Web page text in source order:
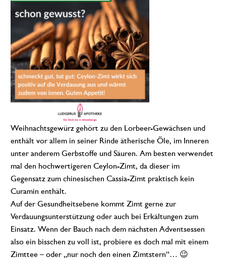
Weihnachtsgewürz gehört zu den Lorbeer-Gewächsen und
enthält vor allem in seiner Rinde ätherische Öle, im Inneren
unter anderem Gerbstoffe und Säuren. Am besten verwendet
mal den hochwertigeren Ceylon-Zimt, da dieser im
Gegensatz zum chinesischen Cassia-Zimt praktisch kein
Curamin enthält.
Auf der Gesundheitsebene kommt Zimt gerne zur
Verdauungsunterstützung oder auch bei Erkältungen zum
Einsatz. Wenn der Bauch nach dem nächsten Adventsessen
also ein bisschen zu voll ist, probiere es doch mal mit einem
Zimttee – oder „nur noch den einen Zimtstern“… 😉